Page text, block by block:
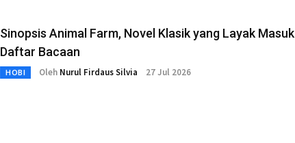
Sinopsis Animal Farm, Novel Klasik yang Layak Masuk
Daftar Bacaan
HOBI Oleh Nurul Firdaus Silvia 27 Jul 2026